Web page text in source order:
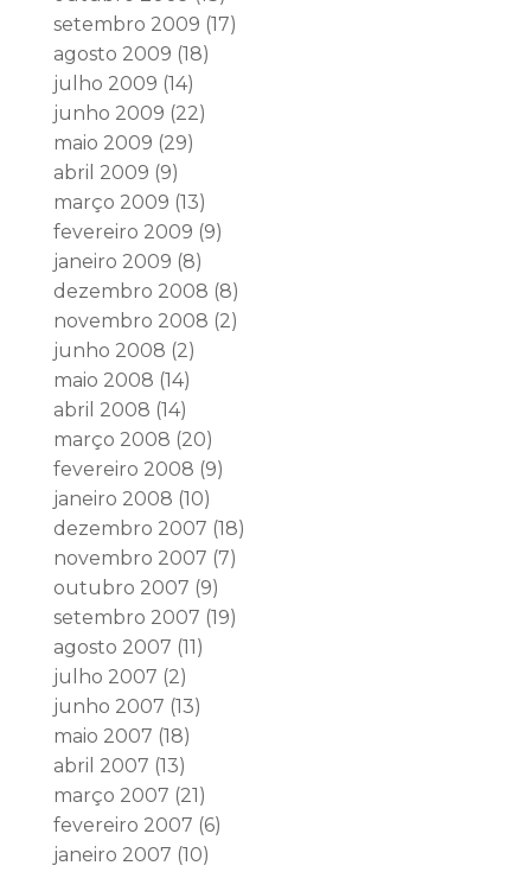
setembro 2009 (17)
agosto 2009 (18)
julho 2009 (14)
junho 2009 (22)
maio 2009 (29)
abril 2009 (9)
março 2009 (13)
fevereiro 2009 (9)
janeiro 2009 (8)
dezembro 2008 (8)
novembro 2008 (2)
junho 2008 (2)
maio 2008 (14)
abril 2008 (14)
março 2008 (20)
fevereiro 2008 (9)
janeiro 2008 (10)
dezembro 2007 (18)
novembro 2007 (7)
outubro 2007 (9)
setembro 2007 (19)
agosto 2007 (11)
julho 2007 (2)
junho 2007 (13)
maio 2007 (18)
abril 2007 (13)
março 2007 (21)
fevereiro 2007 (6)
janeiro 2007 (10)